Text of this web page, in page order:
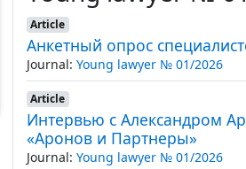
Article
Анкетный опрос
Journal: Young lawyer № 01/2026
Article
Интервью с Александром
«Аронов и Партнеры»
Journal: Young lawyer № 01/2026